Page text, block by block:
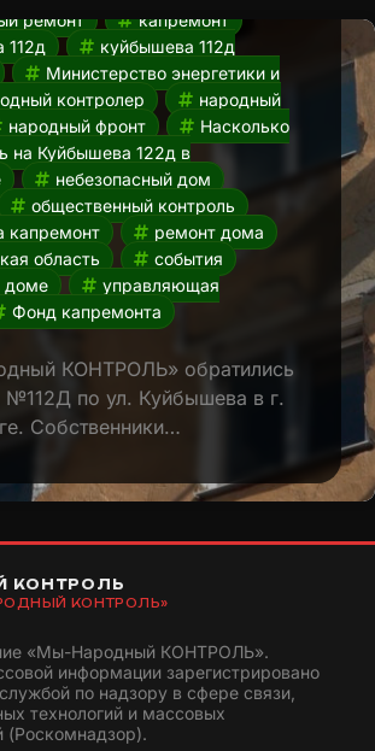
ремонт
капремонт
112д
куйбышева 112д
Министерство энергетики и
контролер
народный
народный фронт
Насколько
на Куйбышева 122д в
небезопасный дом
общественный контроль
капремонт
ремонт дома
область
события
доме
управляющая
Фонд капремонта
КОНТРОЛЬ» обратились
№112Д по ул. Куйбышева в г.
Собственники…
КОНТРОЛЬ
КОНТРОЛЬ»
«Мы-Народный КОНТРОЛЬ».
информации зарегистрировано
по надзору в сфере связи,
технологий и массовых
(Роскомнадзор).